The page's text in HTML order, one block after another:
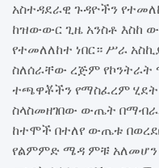
አስተዳደራዊ ጉዳዮችን
ከዝውውር ጊዜ አንስቶ እስከ
የተመለለከተ ነበር። ሥራ
ስለሰራቸው ረጅም
ተጫዋቾችን የማስፈረም
ስላስመዘገበው ውጤት
ከተሞች በተለየ ውጤቱ
የልምምድ ሜዳ ምቹ አለመሆን